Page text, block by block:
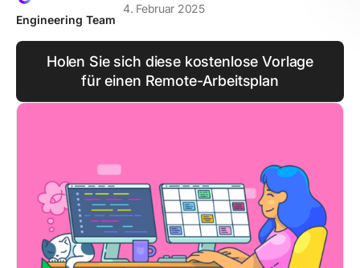
Engineering Team
4. Februar 2025
Holen Sie sich diese kostenlose Vorlage
für einen Remote-Arbeitsplan